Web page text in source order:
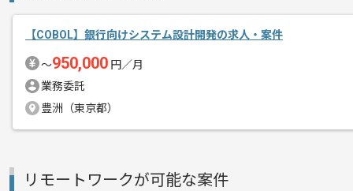
募集人数
1人
作業開始日
2024/08/01
エージェントからのコ
複数案件を保有している企業ですので、
【COBOL】銀行向けシステム設計開発の求人・案件
〜950,000 円／月
業務委託
豊洲（東京都）
リモートワークが可能な案件